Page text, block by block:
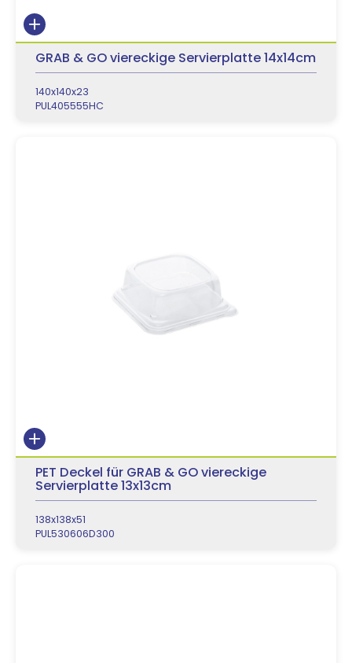
GRAB & GO viereckige Servierplatte 14x14cm
140x140x23
PUL405555HC
PET Deckel für GRAB & GO viereckige
Servierplatte 13x13cm
138x138x51
PUL530606D300